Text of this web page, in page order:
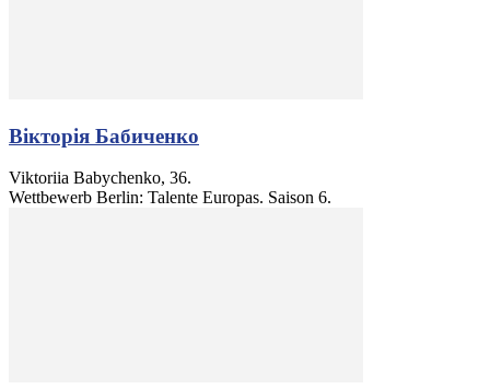
Вікторія Бабиченко
Viktoriia Babychenko, 36.
Wettbewerb Berlin: Talente Europas. Saison 6.